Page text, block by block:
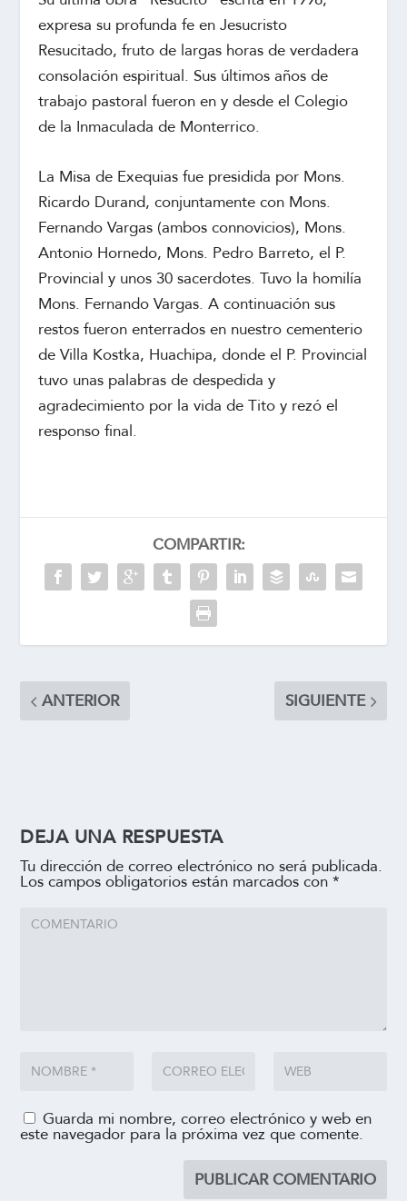
expresa su profunda fe en Jesucristo
Resucitado, fruto de largas horas de verdadera
consolación espiritual. Sus últimos años de
trabajo pastoral fueron en y desde el Colegio
de la Inmaculada de Monterrico.
La Misa de Exequias fue presidida por Mons.
Ricardo Durand, conjuntamente con Mons.
Fernando Vargas (ambos connovicios), Mons.
Antonio Hornedo, Mons. Pedro Barreto, el P.
Provincial y unos 30 sacerdotes. Tuvo la homilía
Mons. Fernando Vargas. A continuación sus
restos fueron enterrados en nuestro cementerio
de Villa Kostka, Huachipa, donde el P. Provincial
tuvo unas palabras de despedida y
agradecimiento por la vida de Tito y rezó el
responso final.
COMPARTIR:
ANTERIOR SIGUIENTE
DEJA UNA RESPUESTA
Tu dirección de correo electrónico no será publicada.
Los campos obligatorios están marcados con*
Guarda mi nombre, correo electrónico y web en
este navegador para la próxima vez que comente.